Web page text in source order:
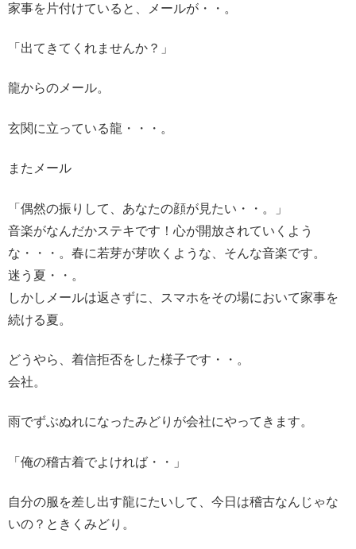
家事を片付けていると、メールが・・。
「出てきてくれませんか？」
龍からのメール。
玄関に立っている龍・・・。
またメール
「偶然の振りして、あなたの顔が見たい・・。」
音楽がなんだかステキです！心が開放されていくよう
な・・・。春に若芽が芽吹くような、そんな音楽です。
迷う夏・・。
しかしメールは返さずに、スマホをその場において家事を
続ける夏。
どうやら、着信拒否をした様子です・・。
会社。
雨でずぶぬれになったみどりが会社にやってきます。
「俺の稽古着でよければ・・」
自分の服を差し出す龍にたいして、今日は稽古なんじゃな
いの？ときくみどり。